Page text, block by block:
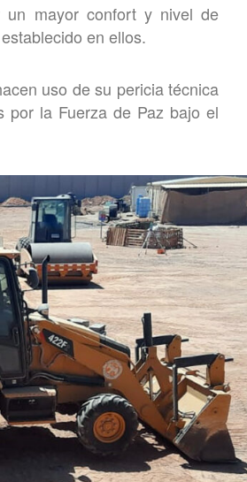
un mayor confort y nivel de
en ellos.
uso de su pericia técnica
por la Fuerza de Paz bajo el